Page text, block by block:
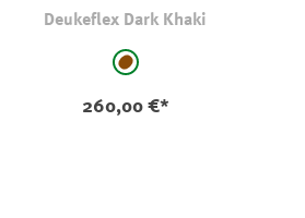
Deukeflex Dark Khaki
auswählen
mittelbraun
260,00 €*